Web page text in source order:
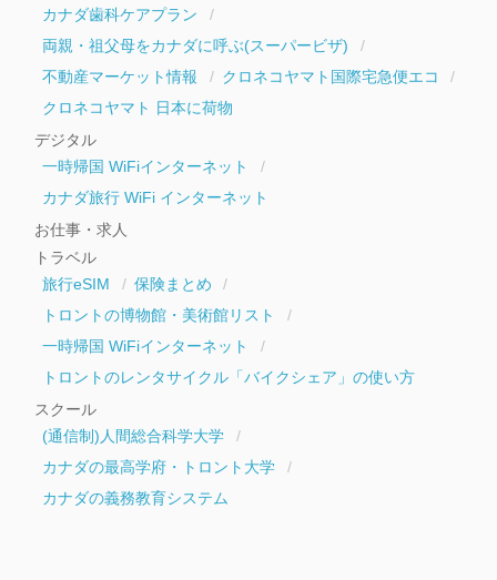
カナダ歯科ケアプラン
両親・祖父母をカナダに呼ぶ(スーパービザ)
不動産マーケット情報
クロネコヤマト国際宅急便エコ
クロネコヤマト 日本に荷物
デジタル
一時帰国 WiFiインターネット
カナダ旅行 WiFi インターネット
お仕事・求人
トラベル
旅行eSIM
保険まとめ
トロントの博物館・美術館リスト
一時帰国 WiFiインターネット
トロントのレンタサイクル「バイクシェア」の使い方
スクール
(通信制)人間総合科学大学
カナダの最高学府・トロント大学
カナダの義務教育システム